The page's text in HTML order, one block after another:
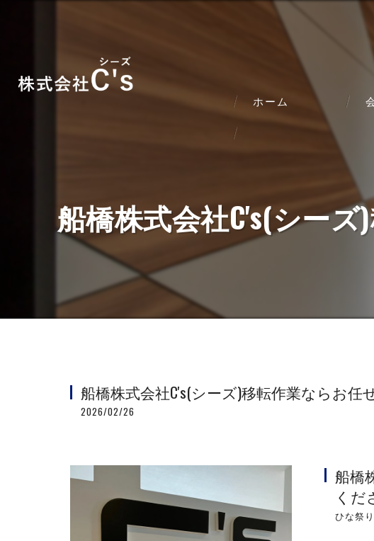
ホーム
事
船橋株式会社C's(シー
船橋株式会社C's(シーズ)移転作業ならお
2026/02/26
船橋
くだ
ひな祭